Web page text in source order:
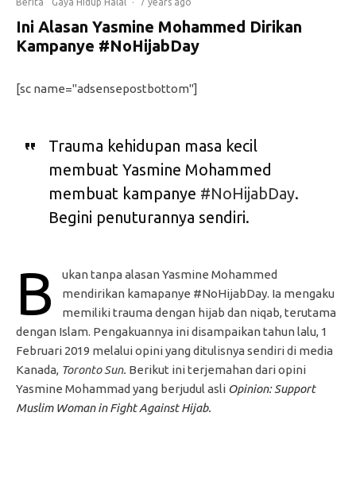
Berita Gaya Hidup Halal · 7 years ago
Ini Alasan Yasmine Mohammed Dirikan
Kampanye #NoHijabDay
[sc name="adsensepostbottom"]
Trauma kehidupan masa kecil
membuat Yasmine Mohammed
membuat kampanye #NoHijabDay.
Begini penuturannya sendiri.
B
ukan tanpa alasan Yasmine Mohammed
mendirikan kamapanye #NoHijabDay. Ia mengaku
memiliki trauma dengan hijab dan niqab, terutama
dengan Islam. Pengakuannya ini disampaikan tahun lalu, 1
Februari 2019 melalui opini yang ditulisnya sendiri di media
Kanada, Toronto Sun. Berikut ini terjemahan dari opini
Yasmine Mohammad yang berjudul asli Opinion: Support
Muslim Woman in Fight Against Hijab.